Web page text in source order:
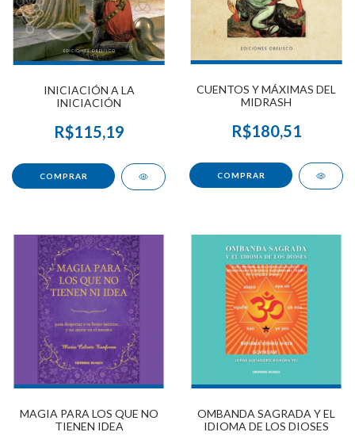
INICIACIÓN A LA
INICIACIÓN
R$115,19
CUENTOS Y MÁXIMAS DEL
MIDRASH
R$180,51
MAGIA PARA LOS QUE NO
TIENEN IDEA
OMBANDA SAGRADA Y EL
IDIOMA DE LOS DIOSES